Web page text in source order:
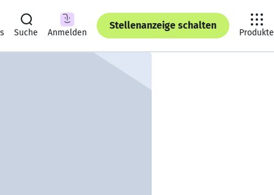
Suche Anmelden
Stellenanzeige schalten
Produkte